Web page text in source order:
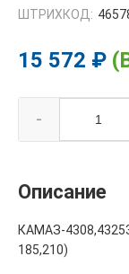
ШТРИХКОД:
15 572 ₽
-
Описание
КАМАЗ-
185,210)